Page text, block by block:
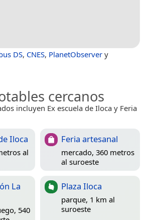
DS, CNES, PlanetObserver y
cercanos
incluyen Ex escuela de Iloca y Feria
Iloca
al
Feria artesanal
mercado, 360 metros
al suroeste
La
540
Plaza Iloca
parque, 1 km al
suroeste